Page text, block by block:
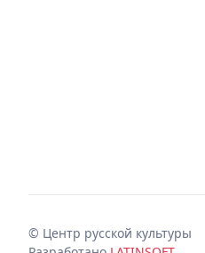
© Центр русской культуры